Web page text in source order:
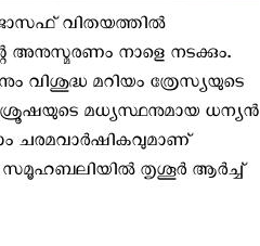
ജോസഫ് വിതയത്തിൽ
അനുസ്മരണം നാളെ നടക്കും.
മറിയം ത്രേസ്യയുടെ
മധ്യസ്ഥനുമായ ധന്യൻ
ചരമവാർഷികവുമാണ്
സമൂഹബലിയിൽ തൃശൂർ ആർച്ച്